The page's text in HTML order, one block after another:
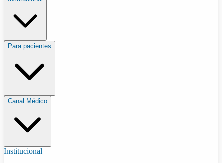
Para pacientes
Canal Médico
Institucional